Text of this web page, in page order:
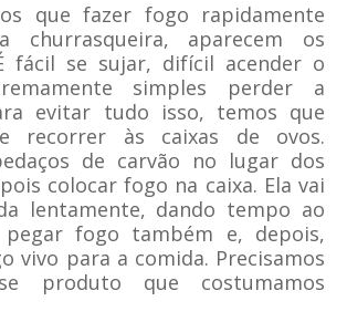
que fazer fogo rapidamente
churrasqueira, aparecem os
fácil se sujar, difícil acender o
simples perder a
evitar tudo isso, temos que
recorrer às caixas de ovos.
de carvão no lugar dos
colocar fogo na caixa. Ela vai
lentamente, dando tempo ao
fogo também e, depois,
vivo para a comida. Precisamos
produto que costumamos